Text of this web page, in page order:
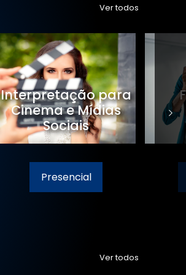
Ver todos
Interpretação para
Cinema e Mídias
Sociais
Presencial
Ver todos